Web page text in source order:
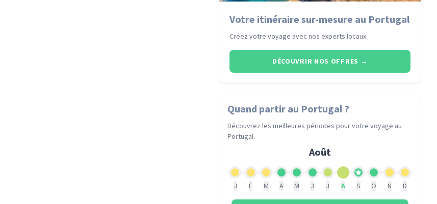
Votre itinéraire sur-mesure au Portugal
Créez votre voyage avec nos experts locaux
DÉCOUVRIR NOS OFFRES →
Quand partir au Portugal ?
Découvrez les meilleures périodes pour votre voyage au
Portugal.
Août
J F M A M J J A S O N D